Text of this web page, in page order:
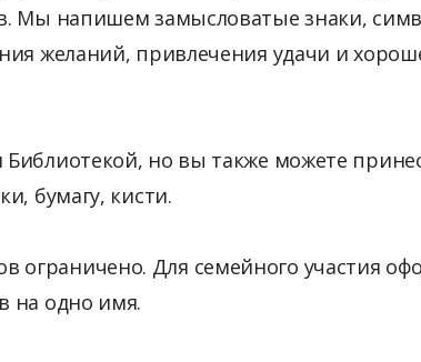
Мы напишем замысловатые знаки,
желаний, привлечения удачи и
но вы также можете
бумагу, кисти.
ограничено. Для семейного участия
на одно имя.